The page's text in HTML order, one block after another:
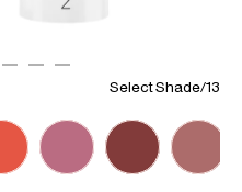
Select Shade/13